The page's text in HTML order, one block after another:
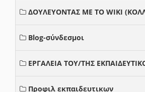
ΔΟΥΛΕΥΟΝΤΑΣ ΜΕ ΤΟ WIKI
Blog-σύνδεσμοι
ΕΡΓΑΛΕΙΑ ΤΟΥ/ΤΗΣ
Προφιλ εκπαιδευτικων